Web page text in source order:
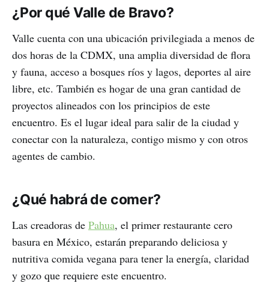
¿Por qué Valle de Bravo?
Valle cuenta con una ubicación privilegiada a menos de
dos horas de la CDMX, una amplia diversidad de flora
y fauna, acceso a bosques ríos y lagos, deportes al aire
libre, etc. También es hogar de una gran cantidad de
proyectos alineados con los principios de este
encuentro. Es el lugar ideal para salir de la ciudad y
conectar con la naturaleza, contigo mismo y con otros
agentes de cambio.
¿Qué habrá de comer?
Las creadoras de Pahua, el primer restaurante cero
basura en México, estarán preparando deliciosa y
nutritiva comida vegana para tener la energía, claridad
y gozo que requiere este encuentro.